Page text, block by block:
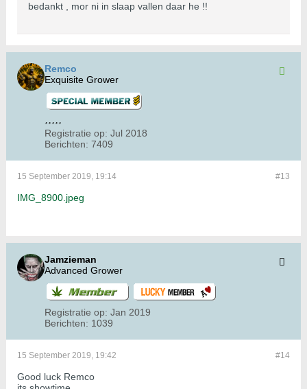
bedankt , mor ni in slaap vallen daar he !!
Remco
Exquisite Grower
Registratie op: Jul 2018
Berichten: 7409
#13
15 September 2019, 19:14
IMG_8900.jpeg
Jamzieman
Advanced Grower
Registratie op: Jan 2019
Berichten: 1039
#14
15 September 2019, 19:42
Good luck Remco